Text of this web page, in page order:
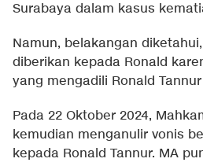
Surabaya dalam kasus
Namun, belakangan
diberikan kepada Ronald
yang mengadili Ronald
Pada 22 Oktober 2024,
kemudian menganulir vonis
kepada Ronald Tannur. MA